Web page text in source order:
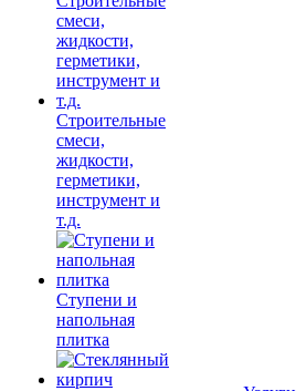
Строительные
смеси,
жидкости,
герметики,
инструмент и
т.д.
Ступени и
напольная
плитка